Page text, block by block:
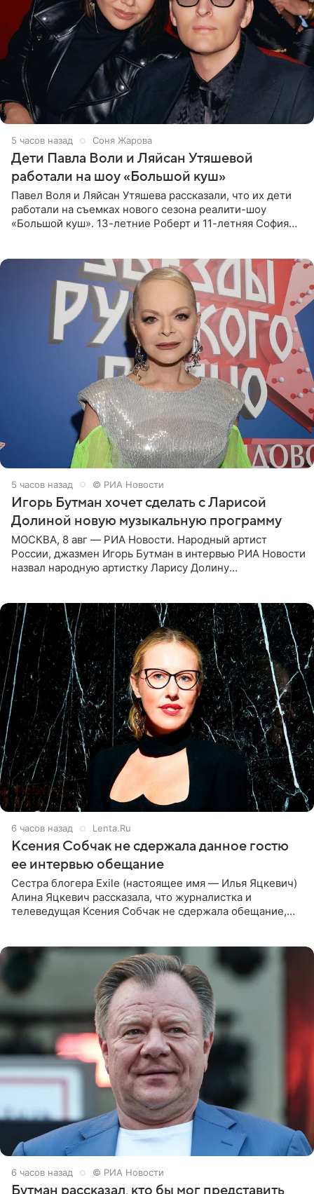
5 часов назад Соня Жарова
Дети Павла Воли и Ляйсан Утяшевой
работали на шоу «Большой куш»
Павел Воля и Ляйсан Утяшева рассказали, что их дети
работали на съемках нового сезона реалити-шоу
«Большой куш». 13-летние Роберт и 11-летняя София
5 часов назад © РИА Новости
Игорь Бутман хочет сделать с Ларисой
Долиной новую музыкальную программу
МОСКВА, 8 авг — РИА Новости. Народный артист
России, джазмен Игорь Бутман в интервью РИА Новости
назвал народную артистку Ларису Долину
6 часов назад Lenta.Ru
Ксения Собчак не сдержала данное гостю
ее интервью обещание
Сестра блогера Exile (настоящее имя — Илья Яцкевич)
Алина Яцкевич рассказала, что журналистка и
телеведущая Ксения Собчак не сдержала обещание,
6 часов назад © РИА Новости
Бутман рассказал, кто бы мог представить